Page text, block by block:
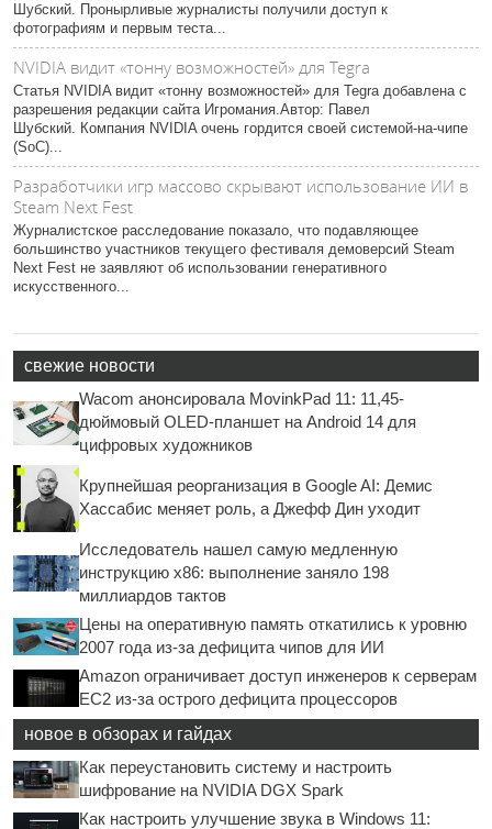
Шубский. Пронырливые журналисты получили доступ к
фотографиям и первым теста...
NVIDIA видит «тонну возможностей» для Tegra
Статья NVIDIA видит «тонну возможностей» для Tegra добавлена с
разрешения редакции сайта Игромания.Автор: Павел
Шубский. Компания NVIDIA очень гордится своей системой-на-чипе
(SoC)...
Разработчики игр массово скрывают использование ИИ в
Steam Next Fest
Журналистское расследование показало, что подавляющее
большинство участников текущего фестиваля демоверсий Steam
Next Fest не заявляют об использовании генеративного
искусственного...
свежие новости
Wacom анонсировала MovinkPad 11: 11,45-
дюймовый OLED-планшет на Android 14 для
цифровых художников
Крупнейшая реорганизация в Google AI: Демис
Хассабис меняет роль, а Джефф Дин уходит
Исследователь нашел самую медленную
инструкцию x86: выполнение заняло 198
миллиардов тактов
Цены на оперативную память откатились к уровню
2007 года из-за дефицита чипов для ИИ
Amazon ограничивает доступ инженеров к серверам
EC2 из-за острого дефицита процессоров
новое в обзорах и гайдах
Как переустановить систему и настроить
шифрование на NVIDIA DGX Spark
Как настроить улучшение звука в Windows 11: